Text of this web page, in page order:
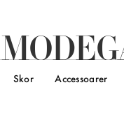
MODEG
Skor Accessoarer